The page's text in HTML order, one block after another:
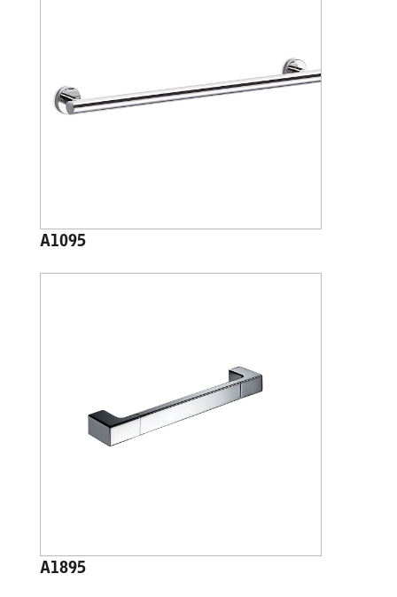
A1095
A1895